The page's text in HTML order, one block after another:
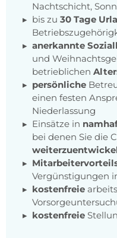
Nachtschicht,
bis zu 30 Tage
anerkannte
und
betrieblichen
persönliche
einen festen
Niederlassung
Einsätze in
bei denen Sie die
Vergünstigungen
kostenfreie
kostenfreie